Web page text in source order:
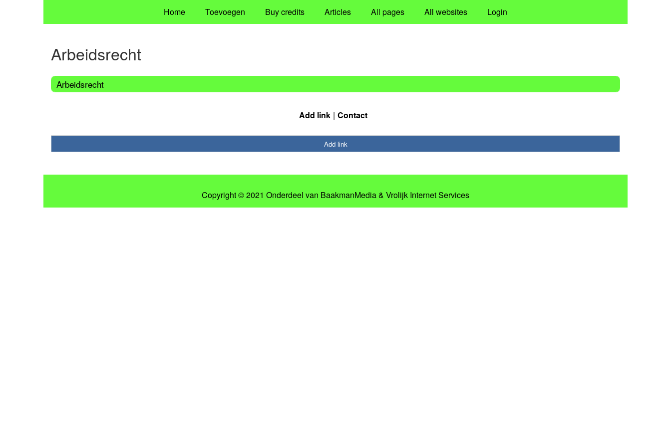
Home Toevoegen Buy credits Articles All pages All websites Login
Arbeidsrecht
Arbeidsrecht
Add link Contact
Add link
Copyright © 2021 Onderdeel van BaakmanMedia& Vrolijk Internet Services